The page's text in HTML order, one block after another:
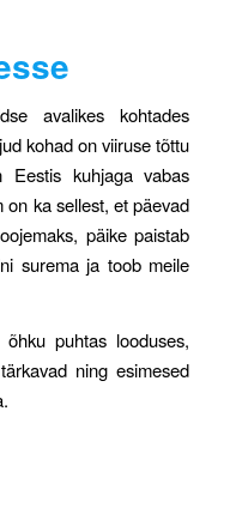
avalikes kohtades
kohad on viiruse tõttu
Eestis kuhjaga vabas
on ka sellest, et päevad
päike paistab
surema ja toob meile
puhtas looduses,
ning esimesed